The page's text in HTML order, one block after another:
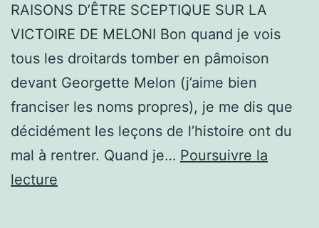
RAISONS D’ÊTRE SCEPTIQUE SUR LA
VICTOIRE DE MELONI Bon quand je vois
tous les droitards tomber en pâmoison
devant Georgette Melon (j’aime bien
franciser les noms propres), je me dis que
décidément les leçons de l’histoire ont du
mal à rentrer. Quand je… Poursuivre la
lecture